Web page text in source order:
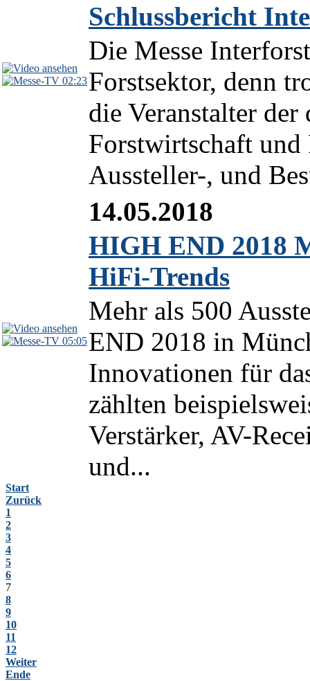
02:23
Schlussbericht
Die Messe
Forstsektor, denn
die Veranstalter der
Forstwirtschaft und
Aussteller-, und
05:05
14.05.2018
HIGH END 2018
HiFi-Trends
Mehr als 500
END 2018 in
Innovationen für
zählten
Verstärker, AV-
und...
Start
Zurück
1
2
3
4
5
6
7
8
9
10
11
12
Weiter
Ende